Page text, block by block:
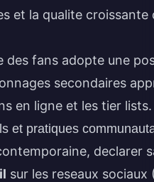
et la qualite
des fans adopte une
secondaires
en ligne et les tier lists.
et pratiques
declarer
sur les reseaux